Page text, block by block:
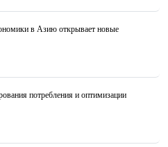
в Азию открывает новые
потребления и оптимизации